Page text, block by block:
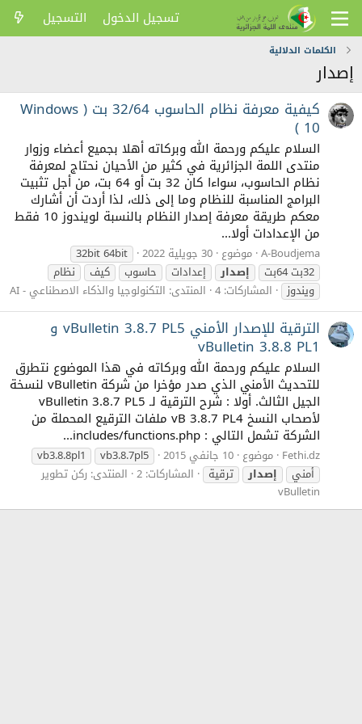
تسجيل الدخول التسجيل
الكلمات الدلالية
إصدار
كيفية معرفة نظام الحاسوب 32/64 بت ( Windows
10 )
السلام عليكم ورحمة الله وبركاته أهلا بجميع أعضاء وزوار
منتدى اللمة الجزائرية في كثير من الأحيان نحتاج لمعرفة
نظام الحاسوب، سواءا كان 32 بت أو 64 بت، من أجل تثبيت
البرامج المناسبة للنظام وما إلى ذلك، لذا أردت أن أشارك
معكم طريقة معرفة إصدار النظام بالنسبة لويندوز 10 فقط
من الإعدادات أولا...
A-Boudjema موضوع 30 جويلية 2022
32bit 64bit
32بت 64بت
إصدار إعدادات حاسوب كيف
نظام
ويندوز
المشاركات: 4 المنتدى: التكنولوجيا والذكاء الاصطناعي - AI
الترقية للإصدار الأمني vBulletin 3.8.7 PL5 و
vBulletin 3.8.8 PL1
السلام عليكم ورحمة الله وبركاته في هذا الموضوع نتطرق
للتحديث الأمني الذي صدر مؤخرا من شركة vBulletin لنسخة
الجيل الثالث. أولا : شرح الترقية لـ vBulletin 3.8.7 PL5
لأصحاب النسخ vB 3.8.7 PL4 ملفات الترقيع المحملة من
الشركة تشمل التالي : includes/functions.php...
Fethi.dz موضوع 10 جانفي 2015 vb3.8.7pl5
vb3.8.8pl1
أمني
إصدار ترقية المشاركات: 2 المنتدى: ركن تطوير
vBulletin